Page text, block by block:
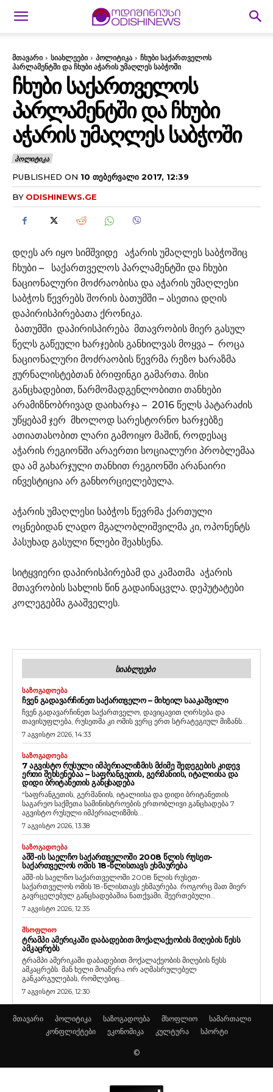
მთავარი სიახლეები პოლიტიკა
ჩხუბი საქართველოს
პარლამენტში და ჩხუბი აჭარის უმაღლეს საბჭოში
ᲩᲮᲣᲑᲘ ᲡᲐᲥᲐᲠᲗᲕᲔᲚᲝᲡ
ᲞᲐᲠᲚᲐᲛᲔᲜᲢᲨᲘ ᲓᲐ ᲩᲮᲣᲑᲘ
ᲐᲭᲐᲠᲘᲡ ᲣᲛᲐᲦᲚᲔᲡ ᲡᲐᲑᲭᲝᲨᲘ
ᲞᲝᲚᲘᲢᲘᲙᲐ
PUBLISHED ON 10 ᲗᲔᲑᲔᲠᲕᲐᲚᲘ 2017, 12:39
BY ODISHINEWS.GE
დღეს არ იყო სიმშვიდე აჭარის უმაღლეს საბჭოშიც
ჩხუბი – საქართველოს პარლამენტში და ჩხუბი
ნაციონალური მოძრაობისა და აჭარის უმაღლესი
საბჭოს წევრებს შორის ბათუმში – ასეთია დღის
დაპირისპირებათა ქრონიკა.
ბათუმში დაპირისპირება მთავრობის მიერ გასულ
წელს გაწეული ხარჯების განხილვას მოყვა – როცა
ნაციონალური მოძრაობის წევრმა რეზო ხარაზმა
ჟურნალისტებთან ბრიფინგი გამართა. მისი
განცხადებით, წარმომადგენლობითი თანხები
არამიზნობრივად დაიხარჯა – 2016 წელს პატარაძის
უწყებამ ჯერ მხოლოდ სარესტორნო ხარჯებზე
ათიათასობით ლარი გამოიყო მაშინ, როდესაც
აჭარის რეგიონში არაერთი სოციალური პრობლემაა
და ამ გახარჯული თანხით რეგიონში არანაირი
ინვესტიცია არ განხორციელებულა.
აჭარის უმაღლესი საბჭოს წევრმა ქართული
ოცნებიდან ლადო მგალობლიშვილმა კი, ოპონენტს
პასუხად გასული წლები შეახსენა.
სიტყვიერი დაპირისპირებამ და კამათმა აჭარის
მთავრობის სახლის წინ გადაინაცვლა. დეპუტატები
კოლეგებმა გააშველეს.
ᲡᲘᲐᲮᲚᲔᲔᲑᲘ
ᲡᲐᲖᲝᲒᲐᲓᲝᲔᲑᲐ
ᲩᲕᲔᲜ ᲒᲐᲓᲐᲕᲐᲠᲩᲘᲜᲔᲗ ᲡᲐᲥᲐᲠᲗᲕᲔᲚᲝ – ᲛᲘᲮᲔᲘᲚ ᲡᲐᲐᲙᲐᲨᲕᲘᲚᲘ
ჩვენ გადავარჩინეთ საქართველო, დავიცავით ღირსება და
თავისუფლება, რუსეთმა კი ომის ვერც ერთ სტრატეგიულ მიზანს...
7 აგვისტო 2026, 14:33
ᲡᲐᲖᲝᲒᲐᲓᲝᲔᲑᲐ
7 ᲐᲒᲕᲘᲡᲢᲝ ᲠᲣᲡᲣᲚᲘ ᲘᲛᲞᲔᲠᲘᲐᲚᲘᲖᲛᲘᲡ ᲛᲫᲘᲛᲔ ᲨᲔᲓᲔᲒᲔᲑᲘᲡ ᲙᲘᲓᲔᲕ
ᲔᲠᲗᲘ ᲨᲔᲮᲡᲔᲜᲔᲑᲐᲐ – ᲡᲐᲤᲠᲐᲜᲒᲔᲗᲘᲡ, ᲒᲔᲠᲛᲐᲜᲘᲘᲡ, ᲘᲢᲐᲚᲘᲘᲡᲐ ᲓᲐ
ᲓᲘᲓᲘ ᲑᲠᲘᲢᲐᲜᲔᲗᲘᲡ ᲒᲐᲜᲪᲮᲐᲓᲔᲑᲐ
“საფრანგეთის, გერმანიის, იტალიისა და დიდი ბრიტანეთის
საგარეო საქმეთა სამინისტროების ერთობლივი განცხადება 7
აგვისტო რუსული იმპერიალიზმის...
7 აგვისტო 2026, 13:38
ᲡᲐᲖᲝᲒᲐᲓᲝᲔᲑᲐ
ᲐᲨᲨ-ᲘᲡ ᲡᲐᲔᲚᲩᲝ ᲡᲐᲥᲐᲠᲗᲕᲔᲚᲝᲨᲘ 2008 ᲬᲚᲘᲡ ᲠᲣᲡᲔᲗ-
ᲡᲐᲥᲐᲠᲗᲕᲔᲚᲝᲡ ᲝᲛᲘᲡ 18-ᲬᲚᲘᲡᲗᲐᲕᲡ ᲔᲮᲛᲐᲣᲠᲔᲑᲐ
აშშ-ის საელჩო საქართველოში 2008 წლის რუსეთ-
საქართველოს ომის 18-წლისთავს ეხმაურება. როგორც მათ მიერ
გავრცელებულ განცხადებაშია ნათქვამი, შეერთებული...
7 აგვისტო 2026, 12:35
ᲛᲡᲝᲤᲚᲘᲝ
ᲢᲠᲐᲛᲞᲘ ᲐᲛᲔᲠᲘᲙᲐᲨᲘ ᲓᲐᲑᲐᲓᲔᲑᲘᲗ ᲛᲝᲥᲐᲚᲐᲥᲔᲝᲑᲘᲡ ᲛᲘᲦᲔᲑᲘᲡ ᲬᲔᲡᲡ
ᲐᲛᲙᲐᲪᲠᲔᲑᲡ
ტრამპი ამერიკაში დაბადებით მოქალაქეობის მიღების წესს
ამკაცრებს. მან ხელი მოაწერა ორ აღმასრულებელ
განკარგულებას, რომლებიც...
7 აგვისტო 2026, 12:30
მთავარი პოლიტიკა საზოგადოება მსოფლიო
სამართალი
კონფლიქტები
ეკონომიკა კულტურა სპორტი
©